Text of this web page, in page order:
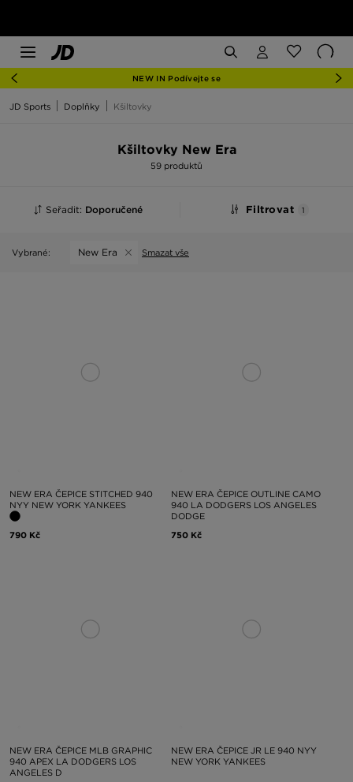
NEW IN Podívejte se
JD Sports Doplňky Kšiltovky
Kšiltovky New Era
59 produktů
Seřadit: Doporučené Filtrovat 1
Vybrané: New Era Smazat vše
NEW ERA ČEPICE STITCHED 940
NYY NEW YORK YANKEES
790 Kč
NEW ERA ČEPICE OUTLINE CAMO
940 LA DODGERS LOS ANGELES
DODGE
750 Kč
NEW ERA ČEPICE MLB GRAPHIC
940 APEX LA DODGERS LOS
ANGELES D
NEW ERA ČEPICE JR LE 940 NYY
NEW YORK YANKEES